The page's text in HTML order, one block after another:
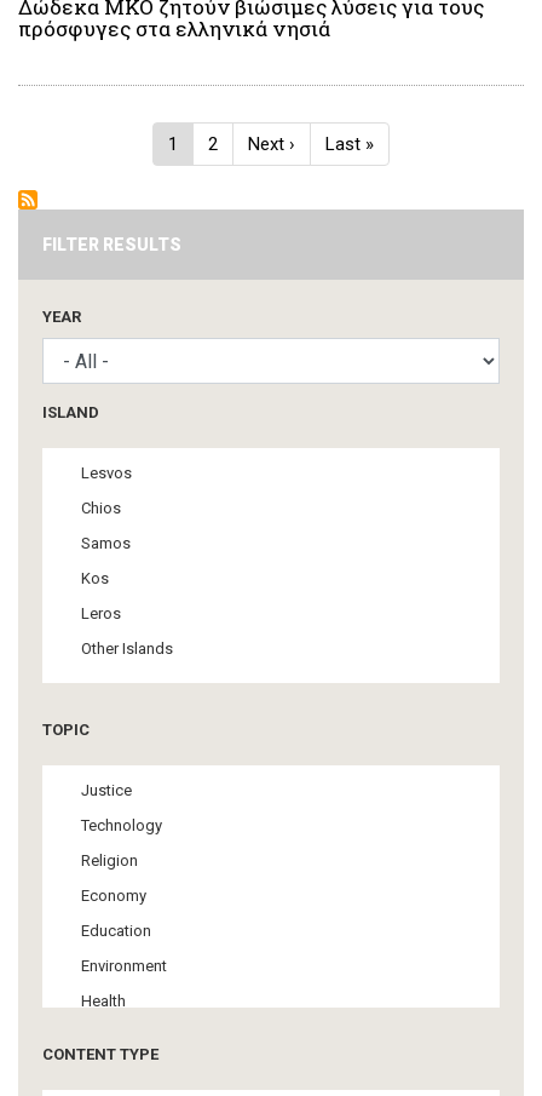
Δώδεκα ΜΚΟ ζητούν βιώσιμες λύσεις για τους
πρόσφυγες στα ελληνικά νησιά
Current
page
1 Page
2
Next
page
Next ›
Last
page
Last »
FILTER RESULTS
YEAR
ISLAND
Lesvos
Chios
Samos
Kos
Leros
Other Islands
TOPIC
Justice
Technology
Religion
Economy
Education
Environment
Health
CONTENT TYPE